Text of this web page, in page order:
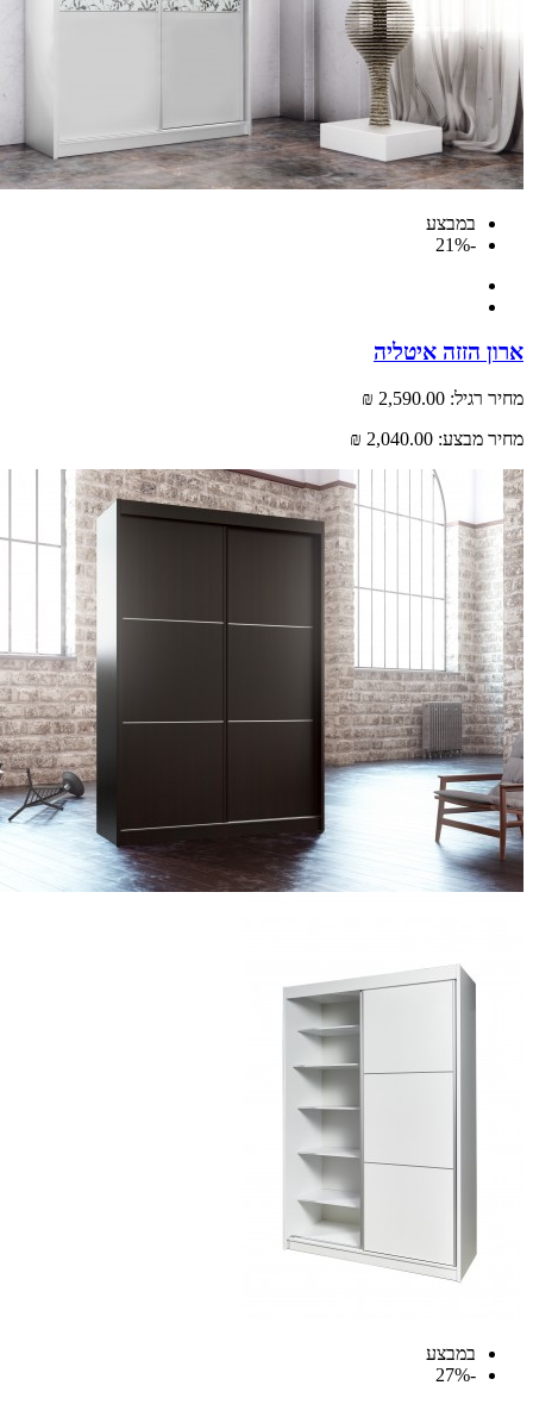
במבצע
הזזה איטליה
רגיל: 2,590.00 ₪
מבצע: 2,040.00 ₪
במבצע